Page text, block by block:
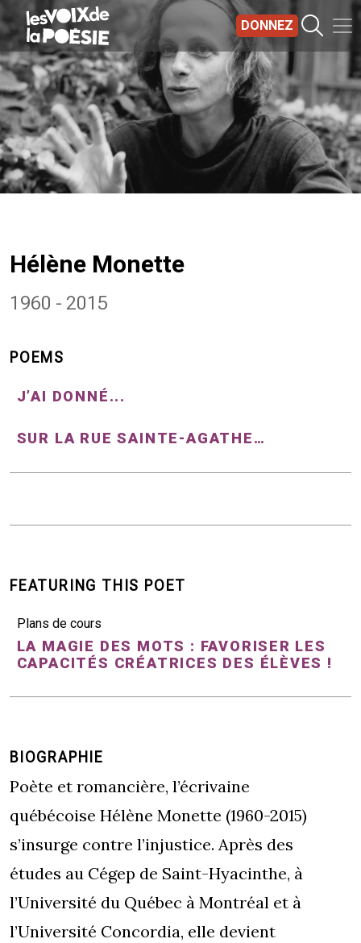
Aller au contenu principal
DONNEZ
Hélène Monette
1960 - 2015
BIOGRAPHIE
Poète et romancière, l’écrivaine
québécoise Hélène Monette (1960-2015)
s’insurge contre l’injustice. Après des
études au Cégep de Saint-Hyacinthe, à
l’Université du Québec à Montréal et à
l’Université Concordia, elle devient
POEMS
J’AI DONNÉ...
SUR LA RUE SAINTE-AGATHE…
FEATURING THIS POET
Plans de cours
LA MAGIE DES MOTS : FAVORISER LES
CAPACITÉS CRÉATRICES DES ÉLÈVES !